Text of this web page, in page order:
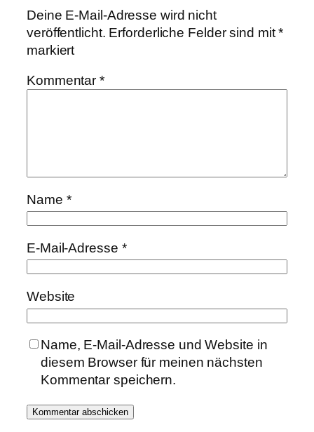
Deine E-Mail-Adresse wird nicht
veröffentlicht. Erforderliche Felder sind mit*
markiert
Kommentar*
Name *
E-Mail-Adresse *
Website
Name, E-Mail-Adresse und Website in
diesem Browser für meinen nächsten
Kommentar speichern.